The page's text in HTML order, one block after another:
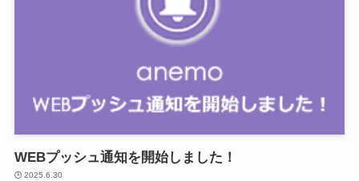
WEBプッシュ通知を開始しました！
2025.6.30